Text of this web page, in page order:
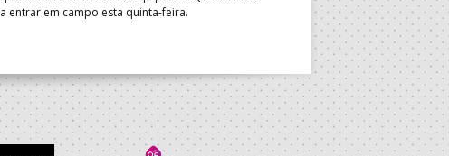
a entrar em campo esta quinta-feira.